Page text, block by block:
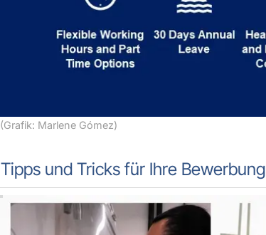
(Grafik: Marlene Gómez)
Tipps und Tricks für Ihre Bewerbung